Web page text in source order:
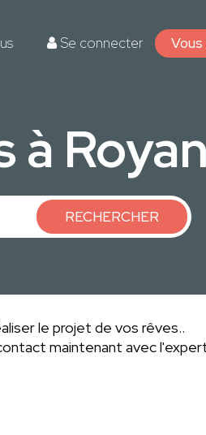
Se connecter
à Royan
RECHERCHER
le projet de vos rêves..
maintenant avec